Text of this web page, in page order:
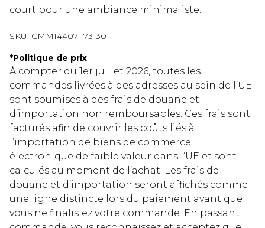
court pour une ambiance minimaliste.
SKU: CMM14407-173-30
*Politique de prix
À compter du 1er juillet 2026, toutes les
commandes livrées à des adresses au sein de l’UE
sont soumises à des frais de douane et
d’importation non remboursables. Ces frais sont
facturés afin de couvrir les coûts liés à
l’importation de biens de commerce
électronique de faible valeur dans l’UE et sont
calculés au moment de l’achat. Les frais de
douane et d’importation seront affichés comme
une ligne distincte lors du paiement avant que
vous ne finalisiez votre commande. En passant